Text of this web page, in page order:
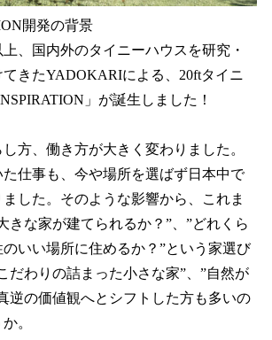
開発の背景
上、国内外のタイニーハウスを研究・
きたYADOKARIによる、20ftタイニ
」が誕生しました！
方、働き方が大きく変わりました。
仕事も、今や場所を選ばず日本中で
した。そのような影響から、これま
きな家が建てられるか？”、”どれくら
いい場所に住めるか？”という家選び
だわりの詰まった小さな家”、”自然が
逆の価値観へとシフトした方も多いの
。